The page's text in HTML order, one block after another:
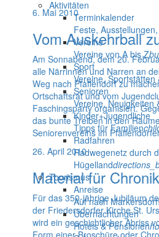
6. Mai 2010
Vom Auskehrball
Am Sonnabend, dem 20.
alle Närrinnen und Narren an
Weg nach Pfaffendorf zu
Ortschaftsrat und vom
Faschingsparty organisiert.
das bunte Treiben in den
Seniorenvereins im
26. April 2010
Material für
Für das 350-jährige Jubiläum
der Friedersdorfer Kirche St.
wird ein geschichtlicher Abriss
Aktivitäten
Terminkalender
Feste,
Vereine
Vereine von A bis Z
Sport
Vereine, Sportstätten
Senioren
Vereine, Neuigkeiten
Kinder+Jugendliche
Tipps für Familien
Radfahren
Radwegenetz durch
Hügelland
Tourismus
Anreise
Auf nach
Übernachtungen
Hotels & Pensionen